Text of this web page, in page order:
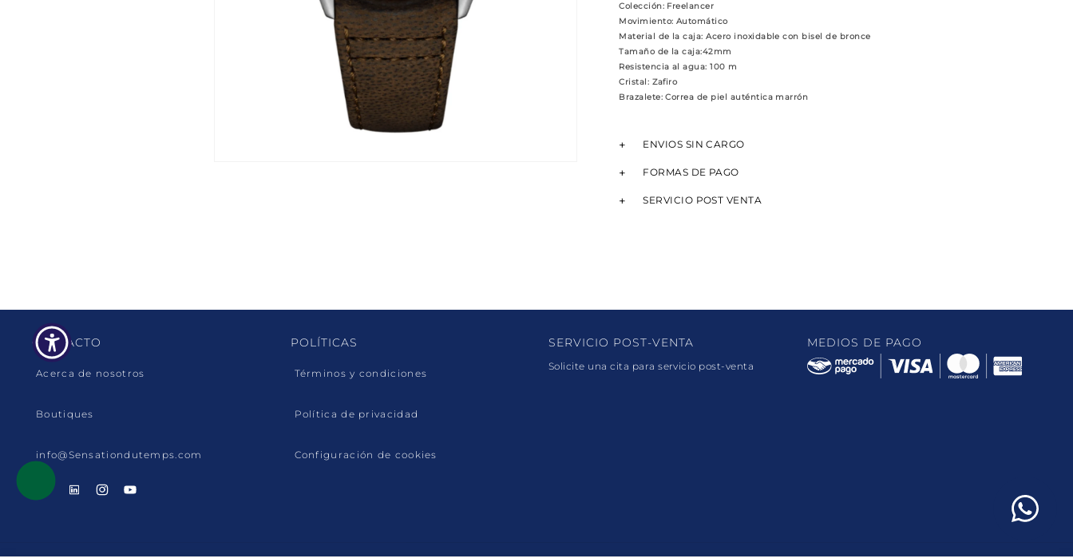
Colección: Freelancer
Movimiento: Automático
Material de la caja: Acero inoxidable con bisel de bronce
Tamaño de la caja:42mm
Resistencia al agua: 100 m
Cristal: Zafiro
Brazalete: Correa de piel auténtica marrón
ENVIOS SIN CARGO
FORMAS DE PAGO
SERVICIO POST VENTA
CONTACTO
Acerca de nosotros
Boutiques
info@Sensationdutemps.com
FacebookLinkedinInstagramYouTube
POLÍTICAS
Términos y condiciones
Política de privacidad
Configuración de cookies
SERVICIO POST-VENTA
Solicite una cita para servicio post-venta
MEDIOS DE PAGO